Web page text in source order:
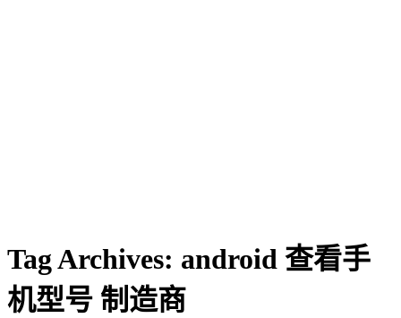
Tag Archives: android 查看手
机型号 制造商